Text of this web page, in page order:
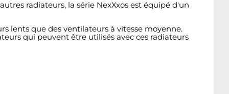
radiateurs, la série NexXxos est équipé d'un
lents que des ventilateurs à vitesse moyenne.
qui peuvent être utilisés avec ces radiateurs